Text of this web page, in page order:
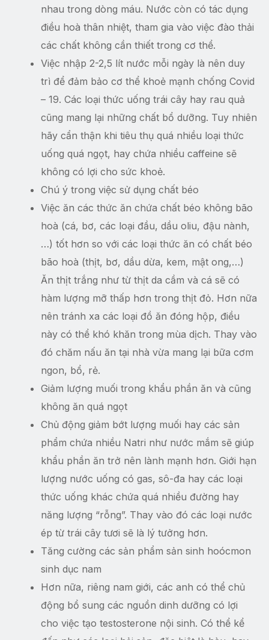
nhau trong dòng máu. Nước còn có tác dụng
điều hoà thân nhiệt, tham gia vào việc đào thải
các chất không cần thiết trong cơ thể.
Việc nhập 2-2,5 lít nước mỗi ngày là nên duy
trì để đảm bảo cơ thể khoẻ mạnh chống Covid
– 19. Các loại thức uống trái cây hay rau quả
cũng mang lại những chất bổ dưỡng. Tuy nhiên
hãy cẩn thận khi tiêu thụ quá nhiều loại thức
uống quá ngọt, hay chứa nhiều caffeine sẽ
không có lợi cho sức khoẻ.
Chú ý trong việc sử dụng chất béo
Việc ăn các thức ăn chứa chất béo không bão
hoà (cá, bơ, các loại đầu, dầu oliu, đậu nành,
…) tốt hơn so với các loại thức ăn có chất béo
bão hoà (thịt, bơ, dầu dừa, kem, mật ong,…)
Ăn thịt trắng như từ thịt da cầm và cá sẽ có
hàm lượng mỡ thấp hơn trong thịt đỏ. Hơn nữa
nên tránh xa các loại đồ ăn đóng hộp, điều
này có thể khó khăn trong mùa dịch. Thay vào
đó chăm nấu ăn tại nhà vừa mang lại bữa cơm
ngon, bổ, rẻ.
Giảm lượng muối trong khẩu phần ăn và cũng
không ăn quá ngọt
Chủ động giảm bớt lượng muối hay các sản
phẩm chứa nhiều Natri như nước mắm sẽ giúp
khẩu phần ăn trở nên lành mạnh hơn. Giới hạn
lượng nước uống có gas, sô-đa hay các loại
thức uống khác chứa quá nhiều đường hay
năng lượng “rỗng”. Thay vào đó các loại nước
ép từ trái cây tươi sẽ là lý tưởng hơn.
Tăng cường các sản phẩm sản sinh hoócmon
sinh dục nam
Hơn nữa, riêng nam giới, các anh có thể chủ
động bổ sung các nguồn dinh dưỡng có lợi
cho việc tạo testosterone nội sinh. Có thể kể